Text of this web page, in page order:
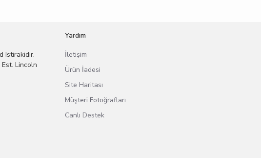
Istirakidir.
Lincoln
Yardım
İletişim
Ürün İadesi
Site Haritası
Müşteri Fotoğrafları
Canlı Destek